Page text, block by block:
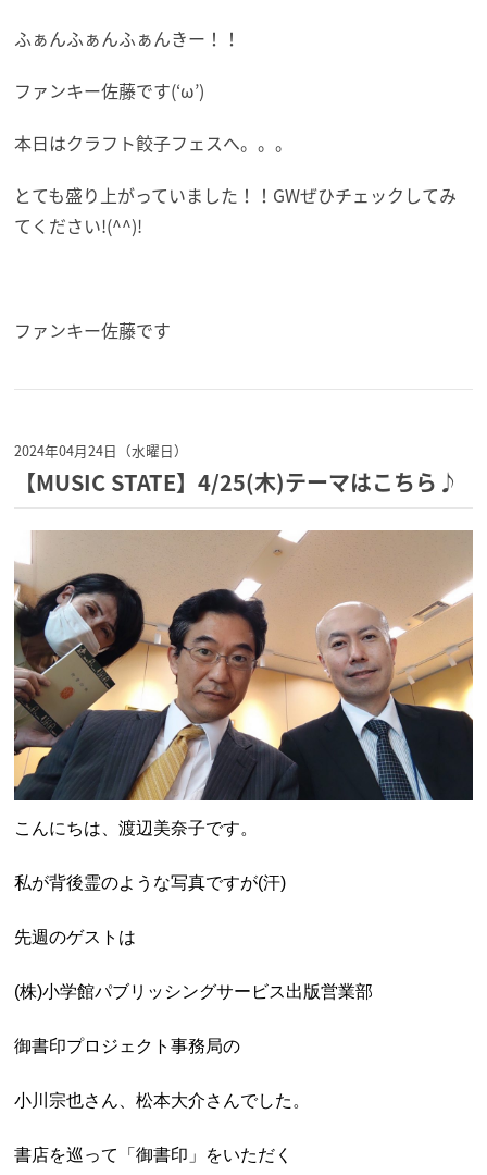
ふぁんふぁんふぁんきー！！
ファンキー佐藤です(‘ω’)
本日はクラフト餃子フェスへ。。。
とても盛り上がっていました！！GWぜひチェックしてみ
てください!(^^)!
ファンキー佐藤です
2024年04月24日（水曜日）
【MUSIC STATE】4/25(木)テーマはこちら♪
こんにちは、渡辺美奈子です。
私が背後霊のような写真ですが(汗)
先週のゲストは
(株)小学館パブリッシングサービス出版営業部
御書印プロジェクト事務局の
小川宗也さん、松本大介さんでした。
書店を巡って「御書印」をいただく